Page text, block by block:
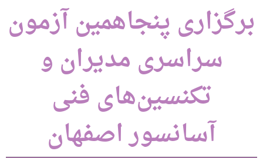
برگزاری پنجاهمین آزمون
سراسری مدیران و
تکنسین‌های فنی
آسانسور اصفهان